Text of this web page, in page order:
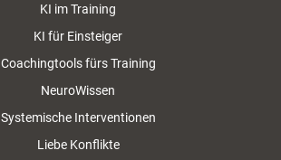
KI im Training
KI für Einsteiger
Coachingtools fürs Training
NeuroWissen
Systemische Interventionen
Liebe Konflikte